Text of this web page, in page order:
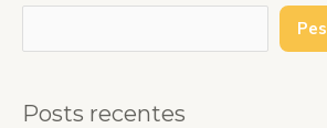
Posts recentes